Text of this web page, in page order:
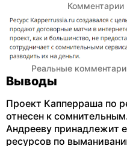
Комментарии
Реальные
Выводы
Проект Капперраша по
отнесен к
Андрееву принадлежит
ресурсов по